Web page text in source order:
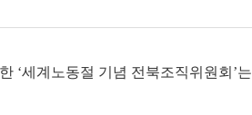
‘세계노동절 기념 전북조직위원회’